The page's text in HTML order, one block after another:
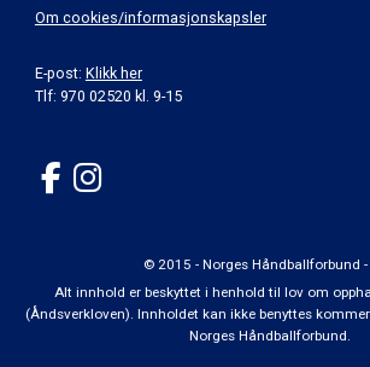
Om cookies/informasjonskapsler
E-post: Klikk her
Tlf: 970 02520 kl. 9-15
© 2015 - Norges Håndballforbund -
Alt innhold er beskyttet i henhold til lov om
(Åndsverkloven). Innholdet kan ikke benyttes
Norges Håndballforbund.